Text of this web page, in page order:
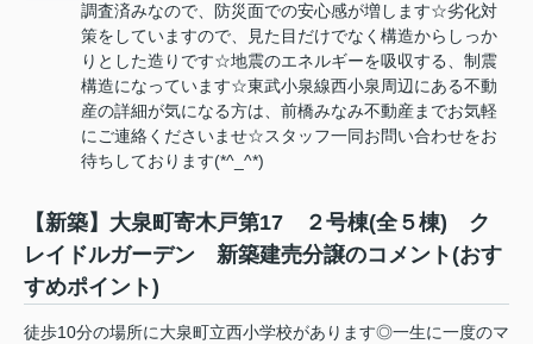
調査済みなので、防災面での安心感が増します☆劣化対
策をしていますので、見た目だけでなく構造からしっか
りとした造りです☆地震のエネルギーを吸収する、制震
構造になっています☆東武小泉線西小泉周辺にある不動
産の詳細が気になる方は、前橋みなみ不動産までお気軽
にご連絡くださいませ☆スタッフ一同お問い合わせをお
待ちしております(*^_^*)
【新築】大泉町寄木戸第17 ２号棟(全５棟) ク
レイドルガーデン 新築建売分譲のコメント(おす
すめポイント)
徒歩10分の場所に大泉町立西小学校があります◎一生に一度のマ